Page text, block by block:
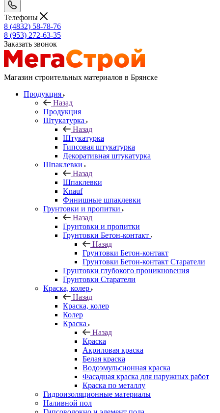
Телефоны
8 (4832) 58-78-76
8 (953) 272-63-35
Заказать звонок
Магазин строительных материалов в Брянске
Продукция
Назад
Продукция
Штукатурка
Назад
Штукатурка
Гипсовая штукатурка
Декоративная штукатурка
Шпаклевки
Назад
Шпаклевки
Knauf
Финишные шпаклевки
Грунтовки и пропитки
Назад
Грунтовки и пропитки
Грунтовки Бетон-контакт
Назад
Грунтовки Бетон-контакт
Грунтовки Бетон-контакт Старатели
Грунтовки глубокого проникновения
Грунтовки Старатели
Краска, колер
Назад
Краска, колер
Колер
Краска
Назад
Краска
Акриловая краска
Белая краска
Водоэмульсионная краска
Фасадная краска для наружных работ
Краска по металлу
Гидроизоляционные материалы
Наливной пол